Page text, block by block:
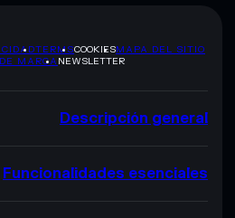
TERMSCOOKIESMAPA DEL SITIO
MARCA NEWSLETTER
Descripción general
Funcionalidades esenciales